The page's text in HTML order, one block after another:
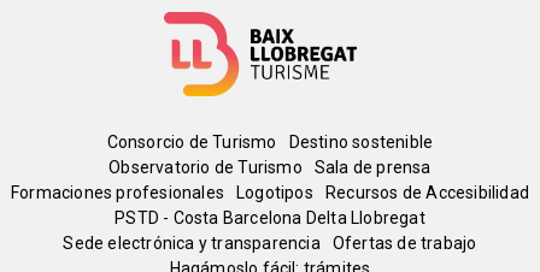
Menú
del
Consorcio de Turismo
Destino sostenible
Observatorio de Turismo
Sala de prensa
Formaciones profesionales
Logotipos
Recursos de Accesibilidad
PSTD - Costa Barcelona Delta Llobregat
Sede electrónica y transparencia
Ofertas de trabajo
Hagámoslo fácil: trámites